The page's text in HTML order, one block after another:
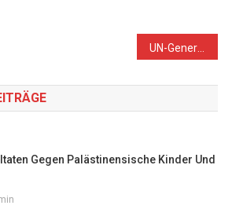
UN-Generalversammlung verabschiedet 5 Resolutionen zu Palästina
Gegen Palästinensische Kinder Und